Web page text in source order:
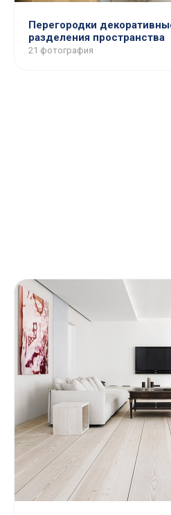
Перегородки
разделения пространства
21 фотография